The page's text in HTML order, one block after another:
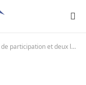
et deux lectures politiques